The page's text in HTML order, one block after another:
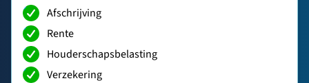
Afschrijving
Rente
Houderschapsbelasting
Verzekering